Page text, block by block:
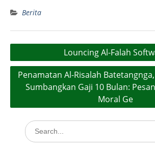
Berita
Post
navigation
Louncing Al-Falah
Penamatan Al-Risalah
Sumbangkan Gaji 10 Bulan:
Moral Ge
Search
for: